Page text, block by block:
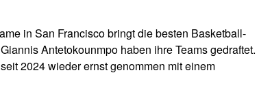
in San Francisco bringt die besten Basketball-
Antetokounmpo haben ihre Teams gedraftet.
2024 wieder ernst genommen mit einem